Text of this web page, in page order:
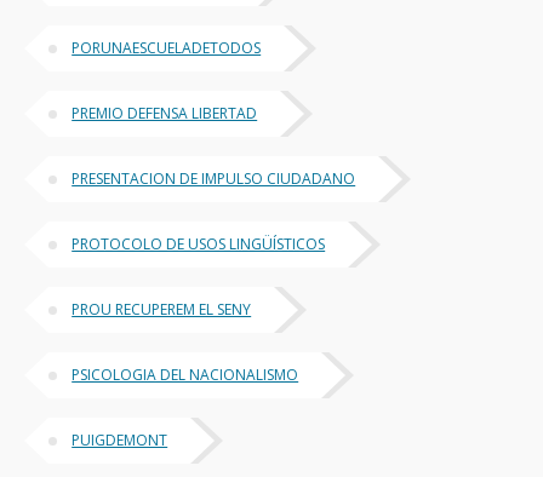
PORUNAESCUELADETODOS
PREMIO DEFENSA LIBERTAD
PRESENTACION DE IMPULSO CIUDADANO
PROTOCOLO DE USOS LINGÜÍSTICOS
PROU RECUPEREM EL SENY
PSICOLOGIA DEL NACIONALISMO
PUIGDEMONT